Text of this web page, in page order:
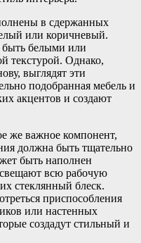
в сдержанных
или коричневый.
быть белыми или
текстурой. Однако,
выглядят эти
подобранная мебель и
акцентов и создают
же важное компонент,
должна быть тщательно
быть наполнен
всю рабочую
стеклянный блеск.
приспособления
или настенных
создадут стильный и